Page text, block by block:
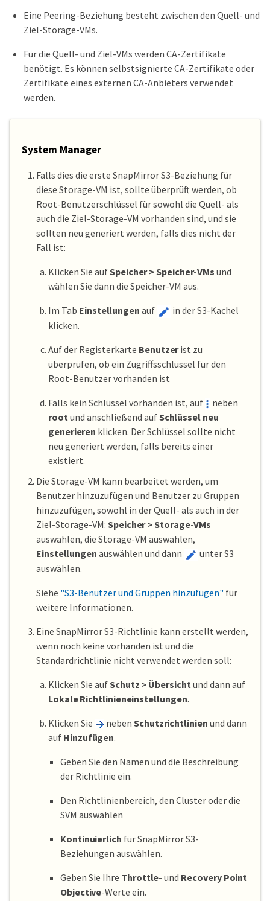
Eine Peering-Beziehung besteht zwischen den Quell- und
Ziel-Storage-VMs.
Für die Quell- und Ziel-VMs werden CA-Zertifikate
benötigt. Es können selbstsignierte CA-Zertifikate oder
Zertifikate eines externen CA-Anbieters verwendet
werden.
System Manager
Falls dies die erste SnapMirror S3-Beziehung für
diese Storage-VM ist, sollte überprüft werden, ob
Root-Benutzerschlüssel für sowohl die Quell- als
auch die Ziel-Storage-VM vorhanden sind, und sie
sollten neu generiert werden, falls dies nicht der
Fall ist:
Klicken Sie aufSpeicher > Speicher-VMs und
wählen Sie dann die Speicher-VM aus.
Im Tab Einstellungen auf
in der S3-Kachel
klicken.
Auf der Registerkarte Benutzerist zu
überprüfen, ob ein Zugriffsschlüssel für den
Root-Benutzer vorhanden ist
Falls kein Schlüssel vorhanden ist, auf
neben
root und anschließend aufSchlüssel neu
generieren klicken. Der Schlüssel sollte nicht
neu generiert werden, falls bereits einer
existiert.
Die Storage-VM kann bearbeitet werden, um
Benutzer hinzuzufügen und Benutzer zu Gruppen
hinzuzufügen, sowohl in der Quell- als auch in der
Ziel-Storage-VM: Speicher > Storage-VMs
auswählen, die Storage-VM auswählen,
Einstellungen auswählen und dann
unter S3
auswählen.
Siehe "S3-Benutzer und Gruppen hinzufügen" für
weitere Informationen.
Eine SnapMirror S3-Richtlinie kann erstellt werden,
wenn noch keine vorhanden ist und die
Standardrichtlinie nicht verwendet werden soll:
Klicken Sie aufSchutz > Übersicht und dann auf
Lokale Richtlinieneinstellungen.
Klicken Sie
neben Schutzrichtlinien und dann
auf Hinzufügen.
Geben Sie den Namen und die Beschreibung
der Richtlinie ein.
Den Richtlinienbereich, den Cluster oder die
SVM auswählen
Kontinuierlich für SnapMirror S3-
Beziehungen auswählen.
Geben Sie Ihre Throttle- und Recovery Point
Objective-Werte ein.